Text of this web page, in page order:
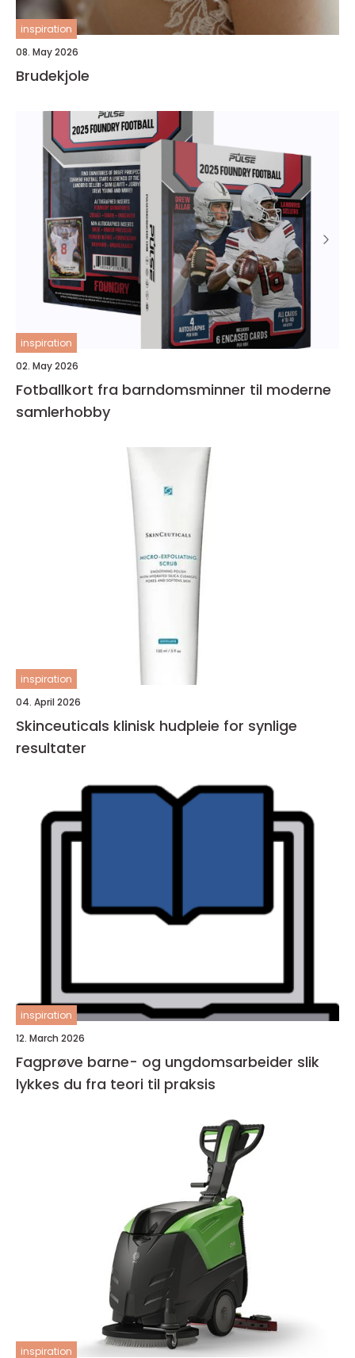
inspiration
08. May 2026
Brudekjole
inspiration
02. May 2026
Fotballkort fra barndomsminner til moderne
samlerhobby
inspiration
04. April 2026
Skinceuticals klinisk hudpleie for synlige
resultater
inspiration
12. March 2026
Fagprøve barne- og ungdomsarbeider slik
lykkes du fra teori til praksis
inspiration